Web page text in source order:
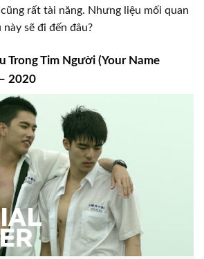
rất tài năng. Nhưng liệu mối quan
này sẽ đi đến đâu?
Trong Tim Người (Your Name
2020